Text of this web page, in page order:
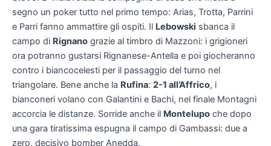
segno un poker tutto nel primo tempo: Arias, Trotta, Parrini
e Parri fanno ammattire gli ospiti. Il Lebowski sbanca il
campo di Rignano grazie al timbro di Mazzoni: i grigioneri
ora potranno gustarsi Rignanese-Antella e poi giocheranno
contro i biancocelesti per il passaggio del turno nel
triangolare. Bene anche la Rufina: 2-1 all’Affrico, i
bianconeri volano con Galantini e Bachi, nel finale Montagni
accorcia le distanze. Sorride anche il Montelupo che dopo
una gara tiratissima espugna il campo di Gambassi: due a
zero, decisivo bomber Anedda.